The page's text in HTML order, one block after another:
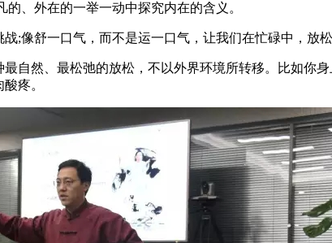
、外在的一举一动中探究内在的含义。
舒一口气，而不是运一口气，让我们在忙碌中，放松
、最松弛的放松，不以外界环境所转移。比如你身
疼。